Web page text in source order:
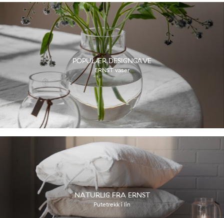
POPULÆR DESIGNGAVE
ERNST vaser
NATURLIG FRA ERNST
Putetrekk i lin